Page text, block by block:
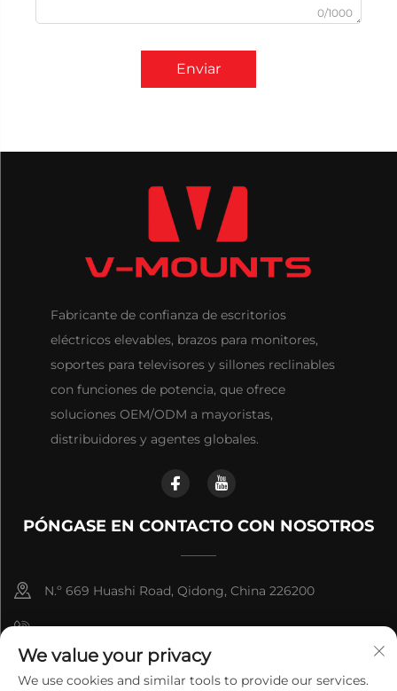
0/1000
Enviar
Fabricante de confianza de escritorios
eléctricos elevables, brazos para monitores,
soportes para televisores y sillones reclinables
con funciones de potencia, que ofrece
soluciones OEM/ODM a mayoristas,
distribuidores y agentes globales.
PÓNGASE EN CONTACTO CON NOSOTROS
N.º 669 Huashi Road, Qidong, China 226200
+86-18921656832
+86 15250055262
We value your privacy
We use cookies and similar tools to provide our services.